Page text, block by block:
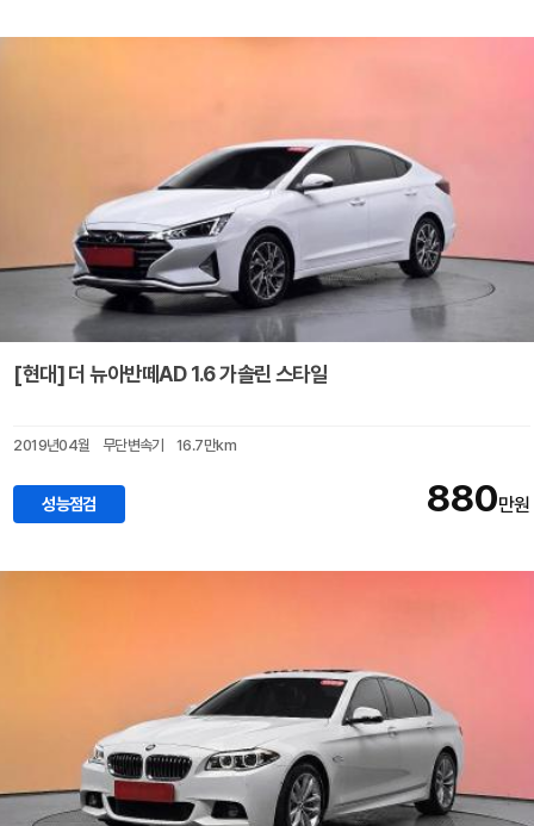
[현대] 더 뉴아반떼AD 1.6 가솔린 스타일
2019년04월 무단변속기 16.7만km
성능점검 880만원